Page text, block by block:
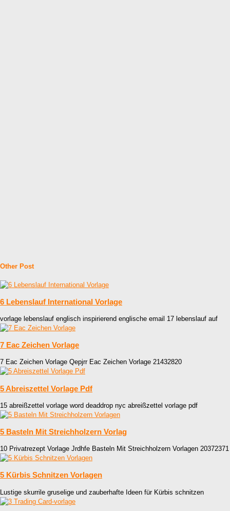
Other Post
6 Lebenslauf International Vorlage
vorlage lebenslauf englisch inspirierend englische email 17 lebenslauf auf
7 Eac Zeichen Vorlage
7 Eac Zeichen Vorlage Qepjrr Eac Zeichen Vorlage 21432820
5 Abreiszettel Vorlage Pdf
15 abreißzettel vorlage word deaddrop nyc abreißzettel vorlage pdf
5 Basteln Mit Streichholzern Vorlag
10 Privatrezept Vorlage Jrdhfe Basteln Mit Streichholzern Vorlagen 20372371
5 Kürbis Schnitzen Vorlagen
Lustige skurrile gruselige und zauberhafte Ideen für Kürbis schnitzen